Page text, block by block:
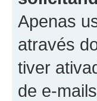
Apenas
através
tiver
de e-